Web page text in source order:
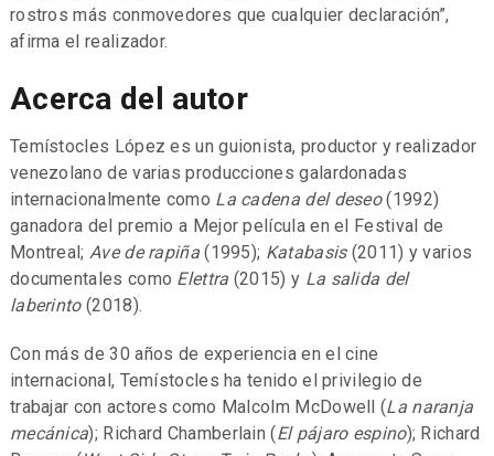
rostros más conmovedores que cualquier declaración”,
afirma el realizador.
Acerca del autor
Temístocles López es un guionista, productor y realizador
venezolano de varias producciones galardonadas
internacionalmente como La cadena del deseo(1992)
ganadora del premio a Mejor película en el Festival de
Montreal; Ave de rapiña(1995); Katabasis(2011) y varios
documentales como Elettra (2015) y La salida del
laberinto(2018).
Con más de 30 años de experiencia en el cine
internacional, Temístocles ha tenido el privilegio de
trabajar con actores como Malcolm McDowell (La naranja
mecánica); Richard Chamberlain (El pájaro espino); Richard